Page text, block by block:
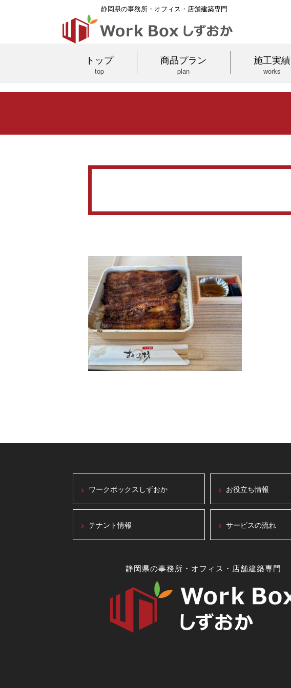
静岡県の事務所・オフィス・店舗建築専門
トップ
top
商品プラン
plan
施工実績
works
ワークボックスしずおか お役立ち情報
テナント情報 サービスの流れ
静岡県の事務所・オフィス・店舗建築専門